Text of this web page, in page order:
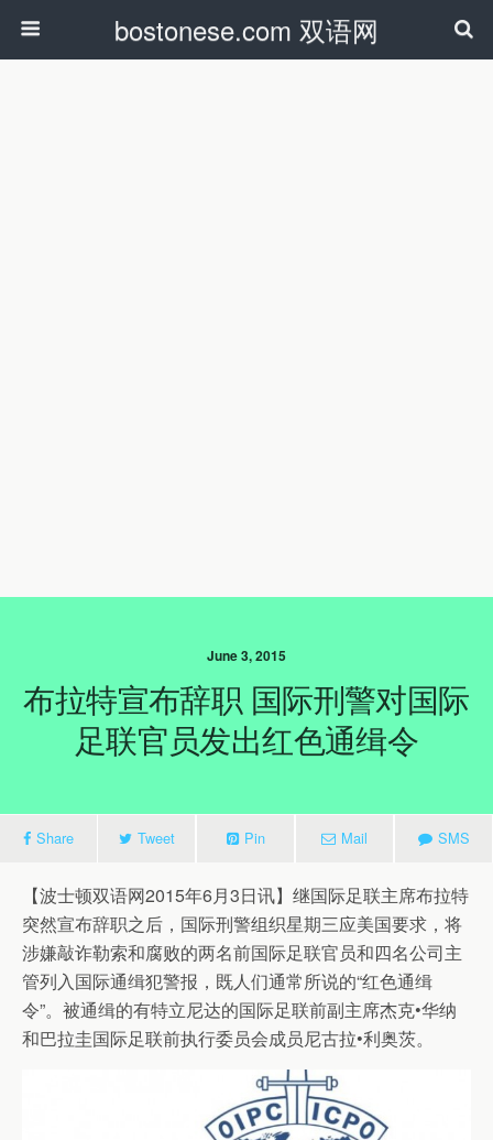
bostonese.com 双语网
June 3, 2015
布拉特宣布辞职 国际刑警对国际
足联官员发出红色通缉令
Share Tweet Pin Mail SMS
【波士顿双语网2015年6月3日讯】继国际足联主席布拉特
突然宣布辞职之后，国际刑警组织星期三应美国要求，将
涉嫌敲诈勒索和腐败的两名前国际足联官员和四名公司主
管列入国际通缉犯警报，既人们通常所说的“红色通缉
令”。被通缉的有特立尼达的国际足联前副主席杰克•华纳
和巴拉圭国际足联前执行委员会成员尼古拉•利奥茨。